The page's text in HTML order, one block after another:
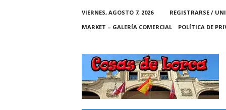
VIERNES, AGOSTO 7, 2026
REGISTRARSE /
MARKET – GALERÍA COMERCIAL
POLÍTICA DE
C
A
S